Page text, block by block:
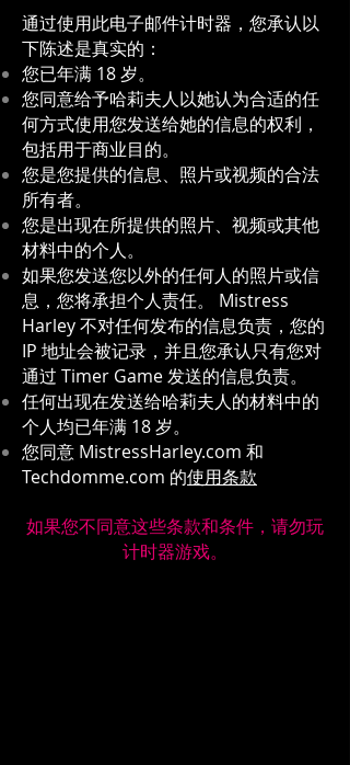
通过使用此电子邮件计时器，您承认以
下陈述是真实的：
您已年满 18 岁。
您同意给予哈莉夫人以她认为合适的任
何方式使用您发送给她的信息的权利，
包括用于商业目的。
您是您提供的信息、照片或视频的合法
所有者。
您是出现在所提供的照片、视频或其他
材料中的个人。
如果您发送您以外的任何人的照片或信
息，您将承担个人责任。 Mistress
Harley 不对任何发布的信息负责，您的
IP 地址会被记录，并且您承认只有您对
通过 Timer Game 发送的信息负责。
任何出现在发送给哈莉夫人的材料中的
个人均已年满 18 岁。
您同意 MistressHarley.com 和
Techdomme.com 的使用条款
如果您不同意这些条款和条件，请勿玩
计时器游戏。